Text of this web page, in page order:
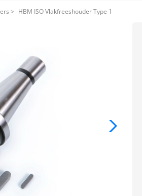
> HBM ISO Vlakfreeshouder Type 1